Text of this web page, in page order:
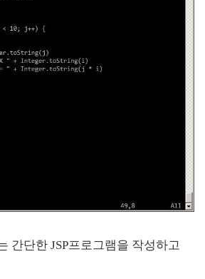
간단한 JSP프로그램을 작성하고